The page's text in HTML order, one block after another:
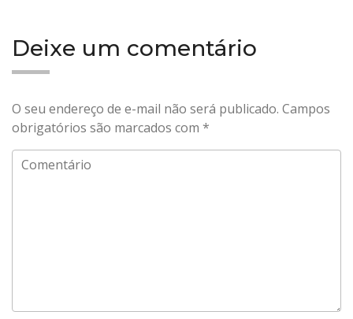
Deixe um comentário
O seu endereço de e-mail não será publicado. Campos
obrigatórios são marcados com *
Comentário